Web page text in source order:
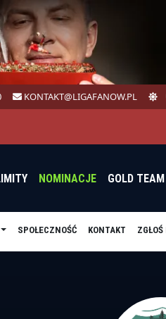
KONTAKT@LIGAFANOW.PL
NOMINACJE GOLD TEAM
SPOŁECZNOŚĆ KONTAKT ZGŁOŚ